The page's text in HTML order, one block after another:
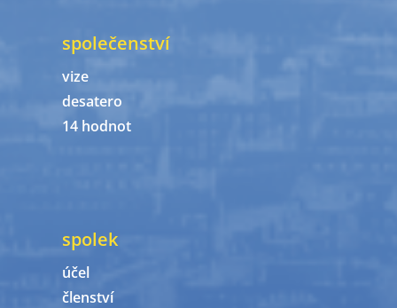
společenství
vize
desatero
14 hodnot
spolek
účel
členství